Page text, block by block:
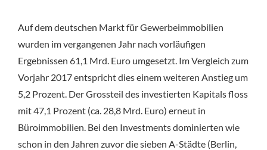
Auf dem deutschen Markt für Gewerbeimmobilien
wurden im vergangenen Jahr nach vorläufigen
Ergebnissen 61,1 Mrd. Euro umgesetzt. Im Vergleich zum
Vorjahr 2017 entspricht dies einem weiteren Anstieg um
5,2 Prozent. Der Grossteil des investierten Kapitals floss
mit 47,1 Prozent (ca. 28,8 Mrd. Euro) erneut in
Büroimmobilien. Bei den Investments dominierten wie
schon in den Jahren zuvor die sieben A-Städte (Berlin,